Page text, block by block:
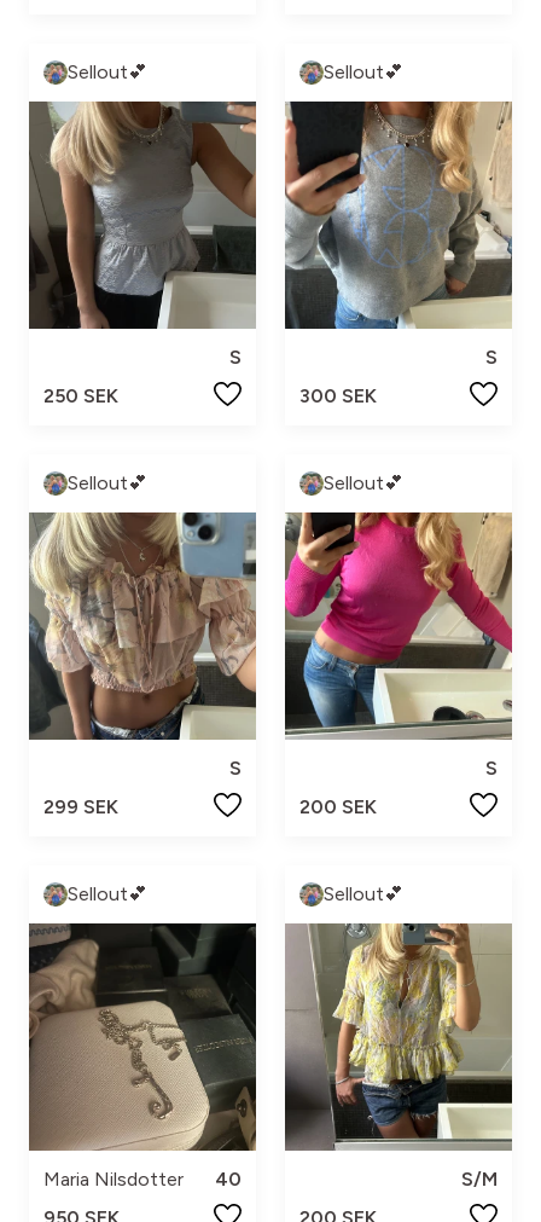
Sellout💕
S
250 SEK
Sellout💕
S
300 SEK
Sellout💕
S
299 SEK
Sellout💕
S
200 SEK
Sellout💕
Maria Nilsdotter
40
Sellout💕
S/M